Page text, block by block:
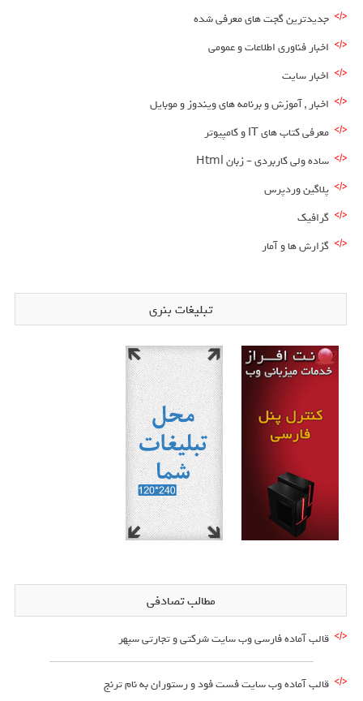
جدیدترین گجت های معرفی شده
اخبار فناوری اطلاعات و عمومی
اخبار سایت
اخبار , آموزش و برنامه های ویندوز و موبایل
معرفی کتاب های IT و کامپیوتر
ساده ولی کاربردی – زبان Html
پلاگین وردپرس
گرافیک
گزارش ها و آمار
تبلیغات بنری
مطالب تصادفی
قالب آماده فارسی وب سایت شرکتی و تجارتی سپهر
قالب آماده وب سایت فست فود و رستوران به نام ترنج